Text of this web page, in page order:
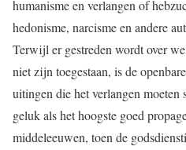
humanisme en verlangen of
hedonisme, narcisme en andere
Terwijl er gestreden wordt over
niet zijn toegestaan, is de
uitingen die het verlangen
geluk als het hoogste goed
middeleeuwen, toen de